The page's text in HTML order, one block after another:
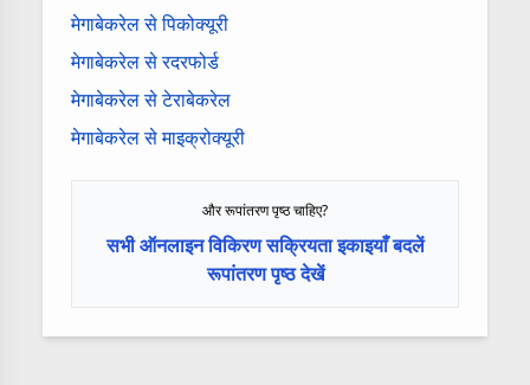
मेगाबेकरेल से पिकोक्यूरी
मेगाबेकरेल से रदरफोर्ड
मेगाबेकरेल से टेराबेकरेल
मेगाबेकरेल से माइक्रोक्यूरी
और रूपांतरण पृष्ठ चाहिए?
सभी ऑनलाइन विकिरण सक्रियता इकाइयाँ बदलें
रूपांतरण पृष्ठ देखें